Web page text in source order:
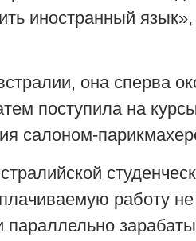
иностранный
она сперва
поступила на
салоном-
работу
параллельно